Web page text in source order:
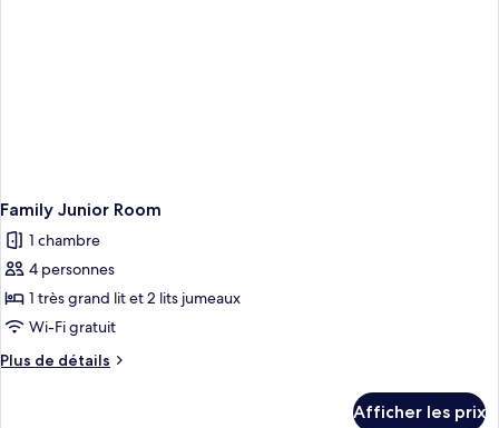
Family Junior Room
1 chambre
4 personnes
1 très grand lit et 2 lits jumeaux
Wi-Fi gratuit
Plus de détails
Plus
Afficher les prix